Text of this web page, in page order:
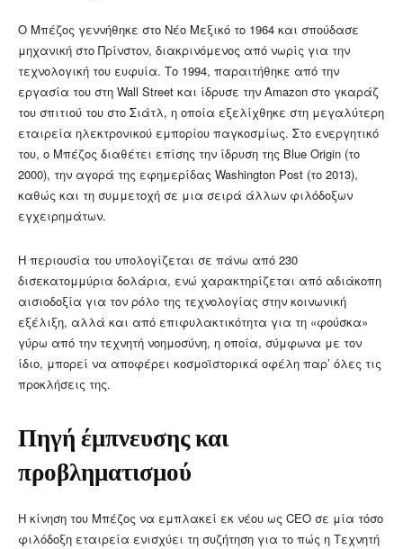
Ο Μπέζος γεννήθηκε στο Νέο Μεξικό το 1964 και σπούδασε
μηχανική στο Πρίνστον, διακρινόμενος από νωρίς για την
τεχνολογική του ευφυία. Το 1994, παραιτήθηκε από την
εργασία του στη Wall Street και ίδρυσε την Amazon στο γκαράζ
του σπιτιού του στο Σιάτλ, η οποία εξελίχθηκε στη μεγαλύτερη
εταιρεία ηλεκτρονικού εμπορίου παγκοσμίως. Στο ενεργητικό
του, ο Μπέζος διαθέτει επίσης την ίδρυση της Blue Origin (το
2000), την αγορά της εφημερίδας Washington Post (το 2013),
καθώς και τη συμμετοχή σε μια σειρά άλλων φιλόδοξων
εγχειρημάτων.​
Η περιουσία του υπολογίζεται σε πάνω από 230
δισεκατομμύρια δολάρια, ενώ χαρακτηρίζεται από αδιάκοπη
αισιοδοξία για τον ρόλο της τεχνολογίας στην κοινωνική
εξέλιξη, αλλά και από επιφυλακτικότητα για τη «φούσκα»
γύρω από την τεχνητή νοημοσύνη, η οποία, σύμφωνα με τον
ίδιο, μπορεί να αποφέρει κοσμοϊστορικά οφέλη παρ’ όλες τις
προκλήσεις της.​
Πηγή έμπνευσης και
προβληματισμού
Η κίνηση του Μπέζος να εμπλακεί εκ νέου ως CEO σε μία τόσο
φιλόδοξη εταιρεία ενισχύει τη συζήτηση για το πώς η Τεχνητή